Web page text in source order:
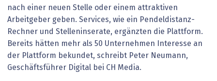
nach einer neuen Stelle oder einem attraktiven
Arbeitgeber geben. Services, wie ein Pendeldistanz-
Rechner und Stelleninserate, ergänzten die Plattform.
Bereits hätten mehr als 50 Unternehmen Interesse an
der Plattform bekundet, schreibt Peter Neumann,
Geschäftsführer Digital bei CH Media.